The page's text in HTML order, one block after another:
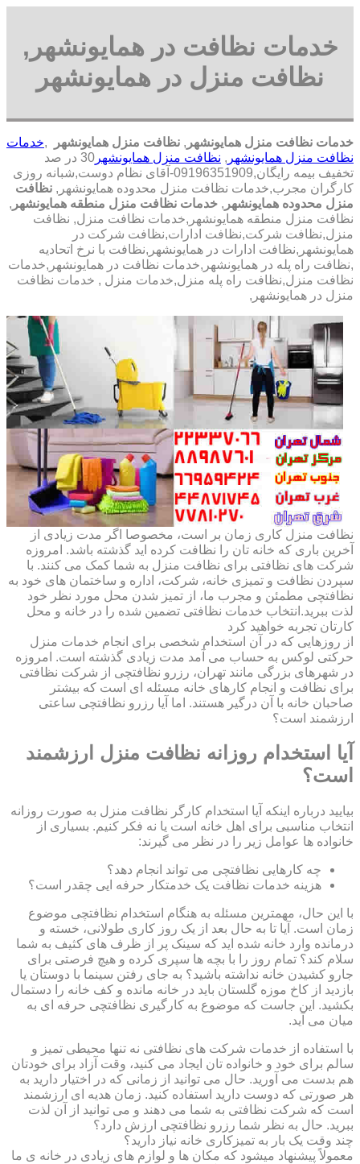
خدمات نظافت در همایونشهر,
نظافت منزل در همایونشهر
خدمات نظافت منزل همایونشهر , نظافت منزل همایونشهر ,خدمات
نظافت منزل همایونشهر , نظافت منزل همایونشهر
30 در صد
تخفیف بیمه رایگان,09196351909-آقای نظام دوست,شبانه روزی
کارگران مجرب,خدمات نظافت منزل محدوده همایونشهر, نظافت
منزل محدوده همایونشهر , خدمات نظافت منزل منطقه همایونشهر ,
نظافت منزل منطقه همایونشهر,خدمات نظافت منزل, نظافت
منزل,نظافت شرکت,نظافت ادارات,نظافت شرکت در
همایونشهر,نظافت ادارات در همایونشهر,نظافت با نرخ اتحادیه
,نظافت راه پله در همایونشهر,خدمات نظافت در همایونشهر,خدمات
نظافت منزل,نظافت راه پله منزل,خدمات منزل , خدمات نظافت
منزل در همایونشهر,
نظافت منزل کاری زمان بر است، مخصوصا اگر مدت زیادی از
آخرین باری که خانه تان را نظافت کرده اید گذشته باشد. امروزه
شرکت های نظافتی برای نظافت منزل به شما کمک می کنند. با
سپردن نظافت و تمیزی خانه، شرکت، اداره و ساختمان های خود به
نظافتچی مطمئن و مجرب ما، از تمیز شدن محل مورد نظر خود
لذت ببرید.انتخاب خدمات نظافتی تضمین شده را در خانه و محل
کارتان تجربه خواهید کرد
از روزهایی که در آن استخدام شخصی برای انجام خدمات منزل
حرکتی لوکس به حساب می آمد مدت زیادی گذشته است. امروزه
در شهرهای بزرگی مانند تهران، رزرو نظافتچی از شرکت نظافتی
برای نظافت و انجام کارهای خانه مسئله ای است که بیشتر
صاحبان خانه با آن درگیر هستند. اما آیا رزرو نظافتچی ساعتی
ارزشمند است؟
آیا استخدام روزانه نظافت منزل ارزشمند
است؟
بیایید درباره اینکه آیا استخدام کارگر نظافت منزل به صورت روزانه
انتخاب مناسبی برای اهل خانه است یا نه فکر کنیم. بسیاری از
خانواده ها عوامل زیر را در نظر می گیرند:
چه کارهایی نظافتچی می تواند انجام دهد؟
هزینه خدمات نظافت یک خدمتکار حرفه ایی چقدر است؟
با این حال، مهمترین مسئله به هنگام استخدام نظافتچی موضوع
زمان است. آیا تا به حال بعد از یک روز کاری طولانی، خسته و
درمانده وارد خانه شده اید که سینک پر از ظرف های کثیف به شما
سلام کند؟ تمام روز را با بچه ها سپری کرده و هیچ فرصتی برای
جارو کشیدن خانه نداشته باشید؟ به جای رفتن سینما با دوستان یا
بازدید از کاخ موزه گلستان باید در خانه مانده و کف خانه را دستمال
بکشید. این جاست که موضوع به کارگیری نظافتچی حرفه ای به
میان می آید.
با استفاده از خدمات شرکت های نظافتی نه تنها محیطی تمیز و
سالم برای خود و خانواده تان ایجاد می کنید، وقت آزاد برای خودتان
هم بدست می آورید. حال می توانید از زمانی که در اختیار دارید به
هر صورتی که دوست دارید استفاده کنید. زمان هدیه ای ارزشمند
است که شرکت نظافتی به شما می دهند و می توانید از آن لذت
ببرید. حال به نظر شما رزرو نظافتچی ارزش دارد؟
چند وقت یک بار به تمیزکاری خانه نیاز دارید؟
معمولاً پیشنهاد میشود که مکان ها و لوازم های زیادی در خانه ی ما